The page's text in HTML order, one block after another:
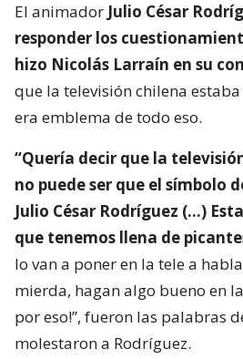
El animador Julio César
responder los
hizo Nicolás Larraín en su
que la televisión chilena estaba
era emblema de todo eso.
“Quería decir que la
no puede ser que el símbolo
Julio César Rodríguez (…)
que tenemos llena de
lo van a poner en la tele a
mierda, hagan algo bueno en
por eso!”, fueron las palabras
molestaron a Rodríguez.